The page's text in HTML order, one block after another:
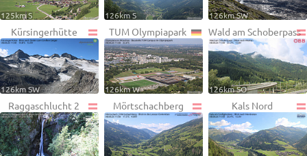
125km S 126km S 126km SW
Kürsingerhütte
126km SW
TUM Olympiapark
126km W
Wald am Schoberpass
126km SO
Raggaschlucht 2 Mörtschachberg Kals Nord